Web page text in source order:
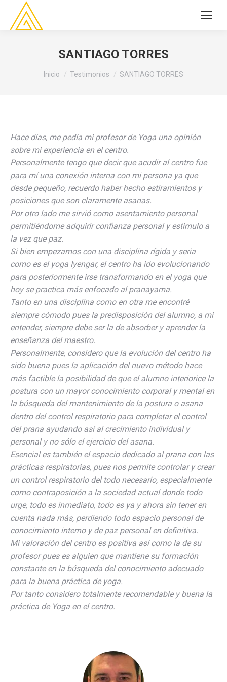
SANTIAGO TORRES
Estás aquí:
Inicio Testimonios SANTIAGO TORRES
Hace días, me pedía mi profesor de Yoga una opinión
sobre mi experiencia en el centro.
Personalmente tengo que decir que acudir al centro fue
para mí una conexión interna con mi persona ya que
desde pequeño, recuerdo haber hecho estiramientos y
posiciones que son claramente asanas.
Por otro lado me sirvió como asentamiento personal
permitiéndome adquirir confianza personal y estimulo a
la vez que paz.
Si bien empezamos con una disciplina rígida y seria
como es el yoga Iyengar, el centro ha ido evolucionando
para posteriormente irse transformando en el yoga que
hoy se practica más enfocado al pranayama.
Tanto en una disciplina como en otra me encontré
siempre cómodo pues la predisposición del alumno, a mi
entender, siempre debe ser la de absorber y aprender la
enseñanza del maestro.
Personalmente, considero que la evolución del centro ha
sido buena pues la aplicación del nuevo método hace
más factible la posibilidad de que el alumno interiorice la
postura con un mayor conocimiento corporal y mental en
la búsqueda del mantenimiento de la postura o asana
dentro del control respiratorio para completar el control
del prana ayudando así al crecimiento individual y
personal y no sólo el ejercicio del asana.
Esencial es también el espacio dedicado al prana con las
prácticas respiratorias, pues nos permite controlar y crear
un control respiratorio del todo necesario, especialmente
como contraposición a la sociedad actual donde todo
urge, todo es inmediato, todo es ya y ahora sin tener en
cuenta nada más, perdiendo todo espacio personal de
conocimiento interno y de paz personal en definitiva.
Mi valoración del centro es positiva así como la de su
profesor pues es alguien que mantiene su formación
constante en la búsqueda del conocimiento adecuado
para la buena práctica de yoga.
Por tanto considero totalmente recomendable y buena la
práctica de Yoga en el centro.